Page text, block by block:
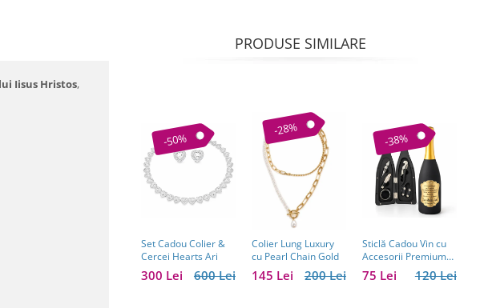
Iisus Hristos,
PRODUSE SIMILARE
-50%
Set Cadou Colier &
Cercei Hearts Ari
600 Lei
300 Lei
-28%
Colier Lung Luxury
cu Pearl Chain Gold
200 Lei
145 Lei
-38%
Sticlă Cadou Vin cu
Accesorii Premium
Personalizată – Set
Elegant pentru120 Lei
75 Lei